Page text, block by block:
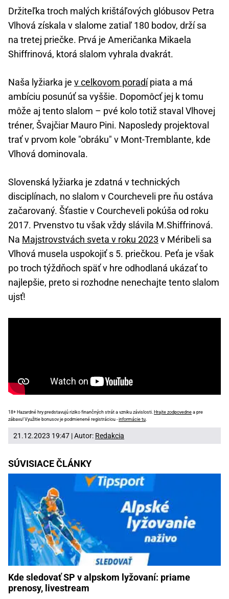
Držiteľka troch malých krištáľových glóbusov Petra
Vlhová získala v slalome zatiaľ 180 bodov, drží sa
na tretej priečke. Prvá je Američanka Mikaela
Shiffrinová, ktorá slalom vyhrala dvakrát.
Naša lyžiarka je v celkovom poradípiata a má
ambíciu posunúť sa vyššie. Dopomôcť jej k tomu
môže aj tento slalom – pvé kolo totiž staval Vlhovej
tréner, Švajčiar Mauro Pini. Naposledy projektoval
trať v prvom kole "obráku" v Mont-Tremblante, kde
Vlhová dominovala.
Slovenská lyžiarka je zdatná v technických
disciplínach, no slalom v Courcheveli pre ňu ostáva
začarovaný. Šťastie v Courcheveli pokúša od roku
2017. Prvenstvo tu však vždy slávila M.Shiffrinová.
Na Majstrovstvách sveta v roku 2023 v Méribeli sa
Vlhová musela uspokojiť s 5. priečkou. Peťa je však
po troch týždňoch späť v hre odhodlaná ukázať to
najlepšie, preto si rozhodne nenechajte tento slalom
ujsť!
18+ Hazardné hry predstavujú riziko finančných strát a vzniku závislosti. Hrajte zodpovedne a pre
zábavu! Využitie bonusov je podmienené registráciou -informácie tu.
21.12.2023 19:47 | Autor: Redakcia
SÚVISIACE ČLÁNKY
Kde sledovať SP v alpskom lyžovaní: priame
prenosy, livestream